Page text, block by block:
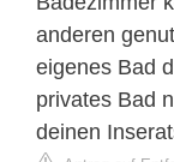
anderen
eigenes Bad
privates Bad
deinen